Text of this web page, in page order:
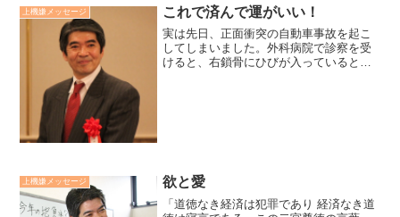
上機嫌メッセージ これで済んで運がいい！
実は先日、正面衝突の自動車事故を起こ
してしまいました。外科病院で診察を受
けると、右鎖骨にひびが入っているとの
上機嫌メッセージ 欲と愛
「道徳なき経済は犯罪であり 経済なき道